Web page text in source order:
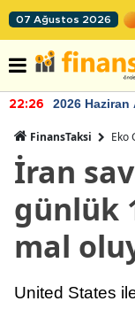
07 Ağustos 2026
22:26 2026 Haziran
FinansTaksi Eko
İran
günlük
mal
United States